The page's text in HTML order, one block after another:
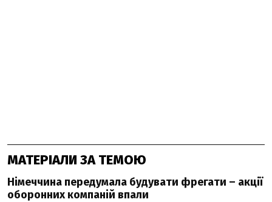
МАТЕРІАЛИ ЗА ТЕМОЮ
Німеччина передумала будувати фрегати – акції
оборонних компаній впали